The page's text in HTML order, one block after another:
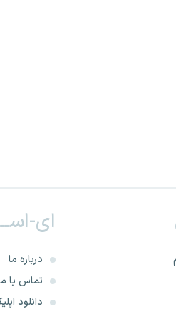
ای-
درباره ما
تماس با
دانلود